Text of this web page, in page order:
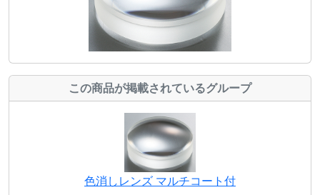
この商品が掲載されているグループ
色消しレンズ マルチコート付